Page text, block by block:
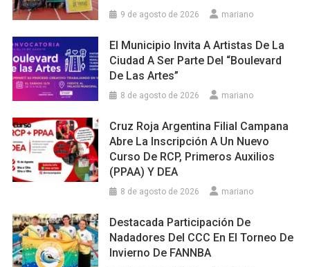
9 de agosto de 2026 mariano
El Municipio Invita A Artistas De La
Ciudad A Ser Parte Del “Boulevard
De Las Artes”
8 de agosto de 2026 mariano
Cruz Roja Argentina Filial Campana
Abre La Inscripción A Un Nuevo
Curso De RCP, Primeros Auxilios
(PPAA) Y DEA
8 de agosto de 2026 mariano
Destacada Participación De
Nadadores Del CCC En El Torneo De
Invierno De FANNBA